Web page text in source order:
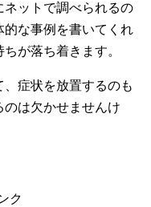
ットで調べられるの
な事例を書いてくれ
が落ち着きます。
症状を放置するのも
は欠かせませんけ
ク